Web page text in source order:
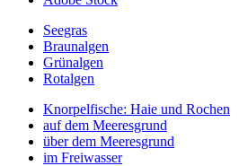
Seegras
Braunalgen
Grünalgen
Rotalgen
Knorpelfische: Haie und Rochen
auf dem Meeresgrund
über dem Meeresgrund
im Freiwasser